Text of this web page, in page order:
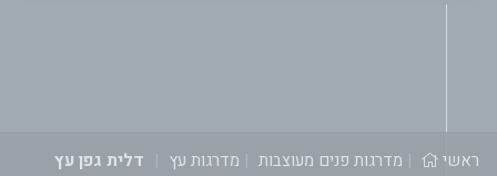
ראשי מדרגות פנים מעוצבות מדרגות עץ דלית גפן עץ